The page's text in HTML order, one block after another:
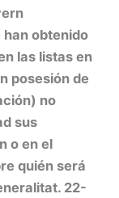
han obtenido
las listas en
posesión de
no
sus
o en el
quién será
22-